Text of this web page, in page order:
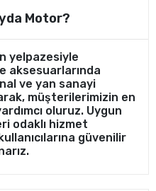
Motor?
yelpazesiyle
aksesuarlarında
ve yan sanayi
müşterilerimizin en
oluruz. Uygun
odaklı hizmet
güvenilir